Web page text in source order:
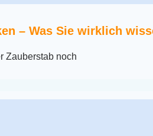
– Was Sie wirklich
Zauberstab noch